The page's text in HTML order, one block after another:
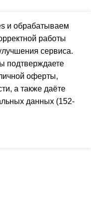
и обрабатываем
работы
сервиса.
подтверждаете
оферты,
, а также даёте
данных (152-